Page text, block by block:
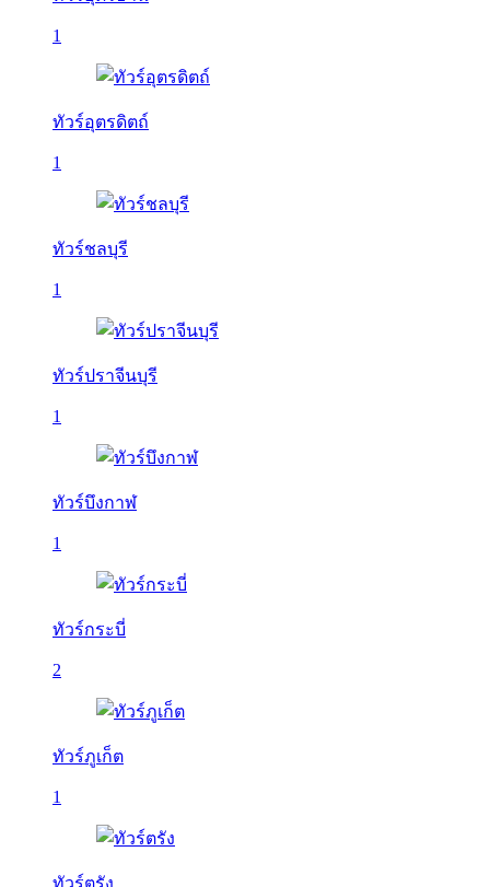
1
ทัวร์อุตรดิตถ์
1
ทัวร์ชลบุรี
1
ทัวร์ปราจีนบุรี
1
ทัวร์บึงกาฬ
1
ทัวร์กระบี่
2
ทัวร์ภูเก็ต
1
ทัวร์ตรัง